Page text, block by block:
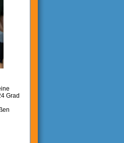
Grad